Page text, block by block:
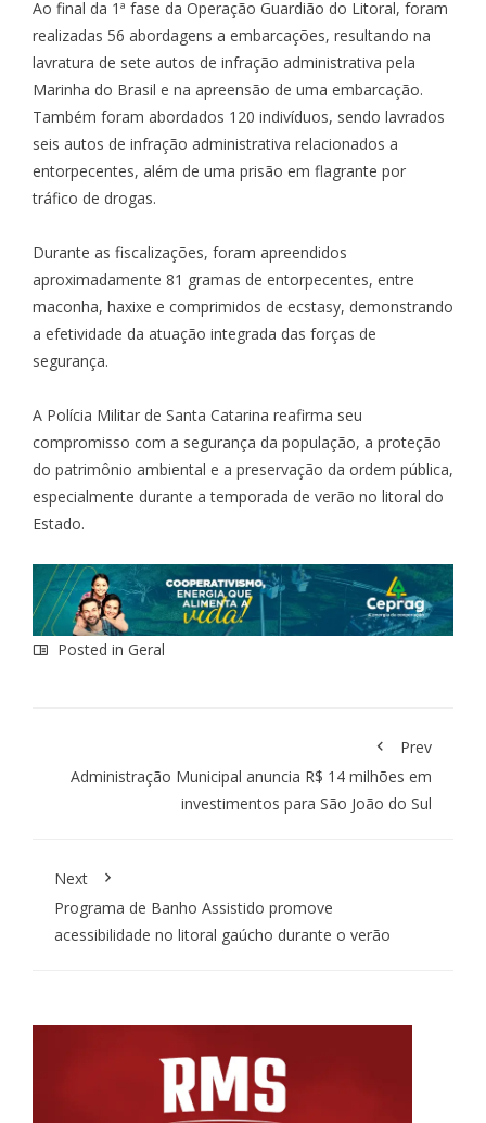
Ao final da 1ª fase da Operação Guardião do Litoral, foram
realizadas 56 abordagens a embarcações, resultando na
lavratura de sete autos de infração administrativa pela
Marinha do Brasil e na apreensão de uma embarcação.
Também foram abordados 120 indivíduos, sendo lavrados
seis autos de infração administrativa relacionados a
entorpecentes, além de uma prisão em flagrante por
tráfico de drogas.
Durante as fiscalizações, foram apreendidos
aproximadamente 81 gramas de entorpecentes, entre
maconha, haxixe e comprimidos de ecstasy, demonstrando
a efetividade da atuação integrada das forças de
segurança.
A Polícia Militar de Santa Catarina reafirma seu
compromisso com a segurança da população, a proteção
do patrimônio ambiental e a preservação da ordem pública,
especialmente durante a temporada de verão no litoral do
Estado.
Posted in Geral
Prev
Administração Municipal anuncia R$ 14 milhões em
investimentos para São João do Sul
Next
Programa de Banho Assistido promove
acessibilidade no litoral gaúcho durante o verão